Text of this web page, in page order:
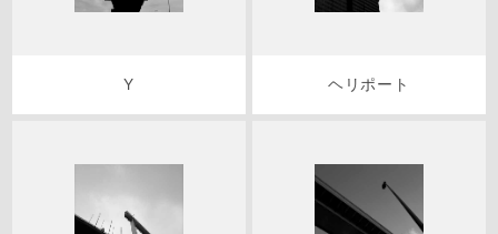
Y ヘリポート